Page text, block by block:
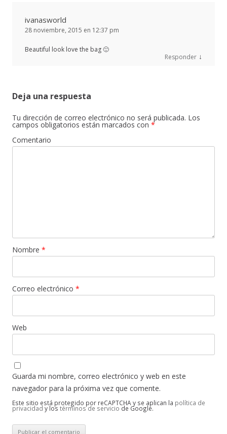
ivanasworld
28 noviembre, 2015 en 12:37 pm
Beautiful look love the bag 🙂
Responder ↓
Deja una respuesta
Tu dirección de correo electrónico no será publicada. Los
campos obligatorios están marcados con *
Comentario
Nombre *
Correo electrónico *
Web
Guarda mi nombre, correo electrónico y web en este
navegador para la próxima vez que comente.
Este sitio está protegido por reCAPTCHA y se aplican la política de
privacidad y los términos de servicio de Google.